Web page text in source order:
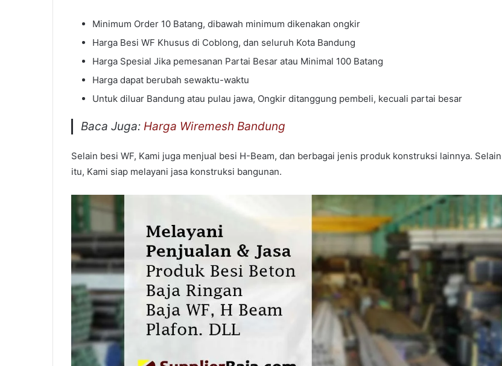
Minimum Order 10 Batang, dibawah minimum dikenakan ongkir
Harga Besi WF Khusus di Coblong, dan seluruh Kota Bandung
Harga Spesial Jika pemesanan Partai Besar atau Minimal 100 Batang
Harga dapat berubah sewaktu-waktu
Untuk diluar Bandung atau pulau jawa, Ongkir ditanggung pembeli, kecuali partai besar
Baca Juga:Harga Wiremesh Bandung
Selain besi WF, Kami juga menjual besi H-Beam, dan berbagai jenis produk konstruksi lainnya. Selain
itu, Kami siap melayani jasa konstruksi bangunan.